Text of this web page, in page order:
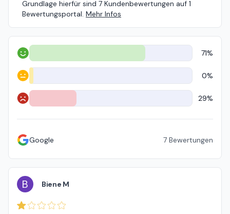
Grundlage hierfür sind 7 Kundenbewertungen auf 1
Bewertungsportal. Mehr Infos
Positiv 71%
Neutral 0%
Negativ 29%
Google 7 Bewertungen
B Biene M